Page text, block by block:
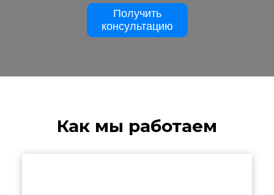
Получить
консультацию
Как мы работаем